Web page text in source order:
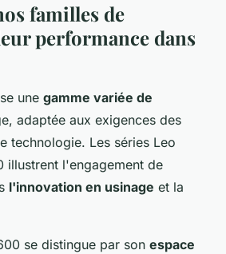
familles de
performance dans
une gamme variée de
adaptée aux exigences des
technologie. Les séries Leo
illustrent l'engagement de
l'innovation en usinage et la
se distingue par son espace